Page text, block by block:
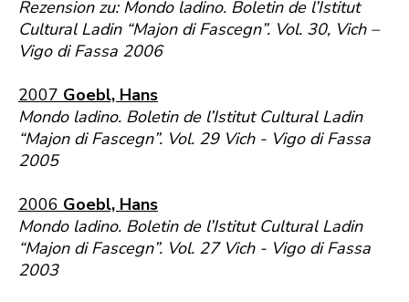
Rezension zu: Mondo ladino. Boletin de l’Istitut
Cultural Ladin “Majon di Fascegn”. Vol. 30, Vich –
Vigo di Fassa 2006
2007 Goebl, Hans
Mondo ladino. Boletin de l’Istitut Cultural Ladin
“Majon di Fascegn”. Vol. 29 Vich - Vigo di Fassa
2005
2006 Goebl, Hans
Mondo ladino. Boletin de l’Istitut Cultural Ladin
“Majon di Fascegn”. Vol. 27 Vich - Vigo di Fassa
2003